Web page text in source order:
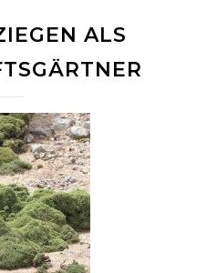
ALS